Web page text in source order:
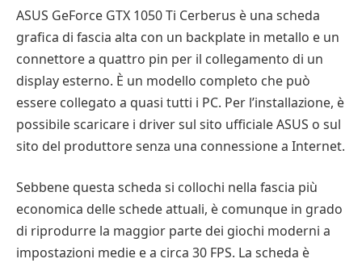
ASUS GeForce GTX 1050 Ti Cerberus è una scheda
grafica di fascia alta con un backplate in metallo e un
connettore a quattro pin per il collegamento di un
display esterno. È un modello completo che può
essere collegato a quasi tutti i PC. Per l’installazione, è
possibile scaricare i driver sul sito ufficiale ASUS o sul
sito del produttore senza una connessione a Internet.
Sebbene questa scheda si collochi nella fascia più
economica delle schede attuali, è comunque in grado
di riprodurre la maggior parte dei giochi moderni a
impostazioni medie e a circa 30 FPS. La scheda è